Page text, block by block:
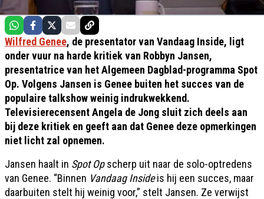
Wilfred Genee, de presentator van Vandaag Inside, ligt
onder vuur na harde kritiek van Robbyn Jansen,
presentatrice van het Algemeen Dagblad-programma Spot
Op. Volgens Jansen is Genee buiten het succes van de
populaire talkshow weinig indrukwekkend.
Televisierecensent Angela de Jong sluit zich deels aan
bij deze kritiek en geeft aan dat Genee deze opmerkingen
niet licht zal opnemen.
Jansen haalt in Spot Opscherp uit naar de solo-optredens
van Genee. “Binnen Vandaag Insideis hij een succes, maar
daarbuiten stelt hij weinig voor,” stelt Jansen. Ze verwijst